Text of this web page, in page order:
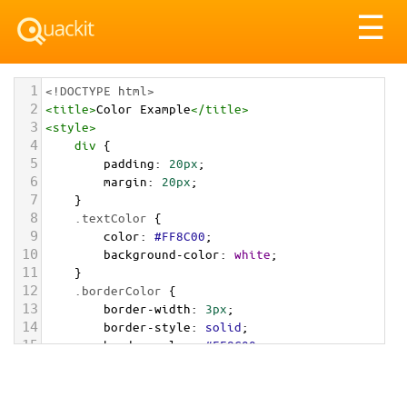
☰
1 <!DOCTYPE html>
2 <title>Color Example</title>
3 <style>
4 div {
5 padding: 20px;
6 margin: 20px;
7 }
8 .textColor {
9 color: #FF8C00;
10 background-color: white;
11 }
12 .borderColor {
13 border-width: 3px;
14 border-style: solid;
15 border-color: #FF8C00;